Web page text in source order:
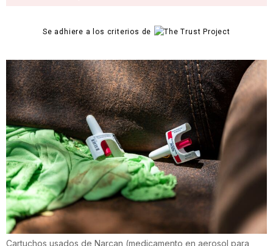
Se adhiere a los criterios de
Cartuchos usados de Narcan (medicamento en aerosol para